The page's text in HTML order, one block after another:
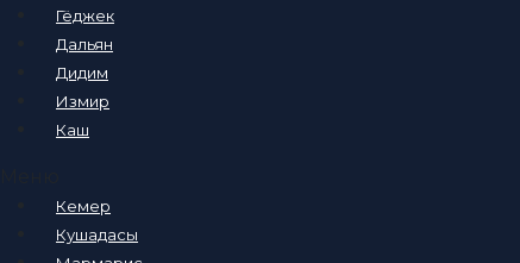
Гёджек
Дальян
Дидим
Измир
Каш
Кемер
Кушадасы